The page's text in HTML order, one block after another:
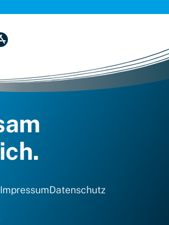
ImpressumDatenschutz